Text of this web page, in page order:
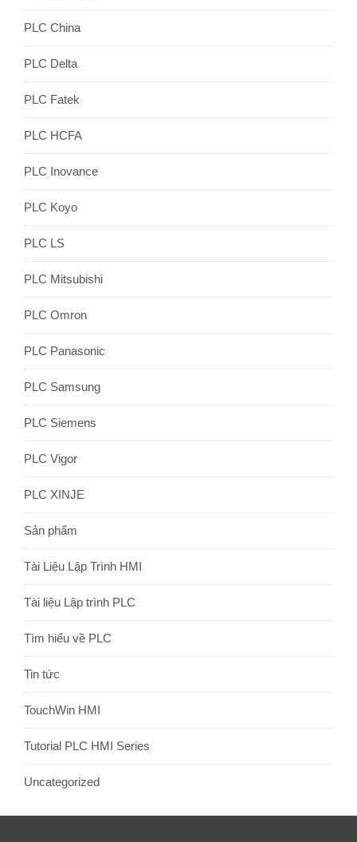
PLC China
PLC Delta
PLC Fatek
PLC HCFA
PLC Inovance
PLC Koyo
PLC LS
PLC Mitsubishi
PLC Omron
PLC Panasonic
PLC Samsung
PLC Siemens
PLC Vigor
PLC XINJE
Sản phẩm
Tài Liệu Lập Trình HMI
Tài liệu Lập trình PLC
Tìm hiểu về PLC
Tin tức
TouchWin HMI
Tutorial PLC HMI Series
Uncategorized